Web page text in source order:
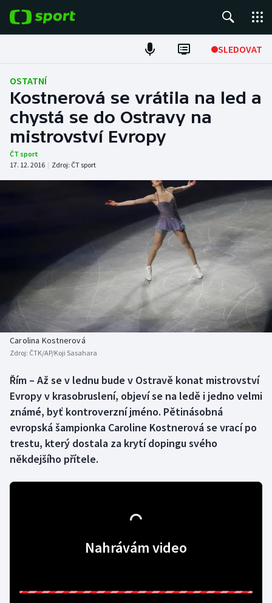
SLEDOVAT
Fotbal
Hokej
Tenis
Atletika
Americký fotbal
Baseball a softbal
Basketbal
Biatlon
Box
Curling
Dostihy
Florbal
NEPŘEHLÉDNĚTE
Soutěže
Historické návraty
Aplikace ČT sport
OSTATNÍ
Kostnerová se vrátila na led a
chystá se do Ostravy na
mistrovství Evropy
ČT sport
17. 12. 2016 | Zdroj: ČT sport
Carolina Kostnerová
Zdroj: ČTK/AP/Koji Sasahara
Řím – Až se v lednu bude v Ostravě konat mistrovství
Evropy v krasobruslení, objeví se na ledě i jedno velmi
známé, byť kontroverzní jméno. Pětinásobná
evropská šampionka Caroline Kostnerová se vrací po
trestu, který dostala za krytí dopingu svého
někdejšího přítele.
Nahrávám video